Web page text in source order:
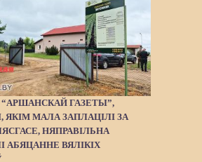
“АРШАНСКАЙ ГАЗЕТЫ”,
ЯКІМ МАЛА ЗАПЛАЦІЛІ ЗА
НЯПРАВІЛЬНА
АБЯЦАННЕ ВЯЛІКІХ